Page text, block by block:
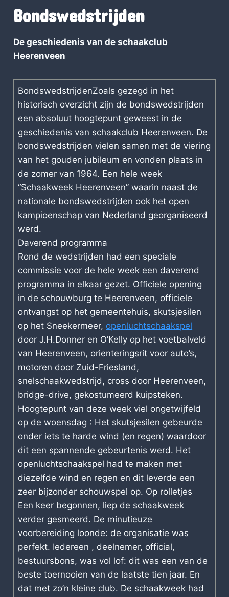
Bondswedstrijden
De geschiedenis van de schaakclub
Heerenveen
BondswedstrijdenZoals gezegd in het
historisch overzicht zijn de bondswedstrijden
een absoluut hoogtepunt geweest in de
geschiedenis van schaakclub Heerenveen. De
bondswedstrijden vielen samen met de viering
van het gouden jubileum en vonden plaats in
de zomer van 1964. Een hele week
“Schaakweek Heerenveen” waarin naast de
nationale bondswedstrijden ook het open
kampioenschap van Nederland georganiseerd
werd.
Daverend programma
Rond de wedstrijden had een speciale
commissie voor de hele week een daverend
programma in elkaar gezet. Officiele opening
in de schouwburg te Heerenveen, officiele
ontvangst op het gemeentehuis, skutsjesilen
op het Sneekermeer, openluchtschaakspel
door J.H.Donner en O’Kelly op het voetbalveld
van Heerenveen, orienteringsrit voor auto’s,
motoren door Zuid-Friesland,
snelschaakwedstrijd, cross door Heerenveen,
bridge-drive, gekostumeerd kuipsteken.
Hoogtepunt van deze week viel ongetwijfeld
op de woensdag : Het skutsjesilen gebeurde
onder iets te harde wind (en regen) waardoor
dit een spannende gebeurtenis werd. Het
openluchtschaakspel had te maken met
diezelfde wind en regen en dit leverde een
zeer bijzonder schouwspel op. Op rolletjes
Een keer begonnen, liep de schaakweek
verder gesmeerd. De minutieuze
voorbereiding loonde: de organisatie was
perfekt. Iedereen , deelnemer, official,
bestuursbons, was vol lof: dit was een van de
beste toernooien van de laatste tien jaar. En
dat met zo’n kleine club. De schaakweek had